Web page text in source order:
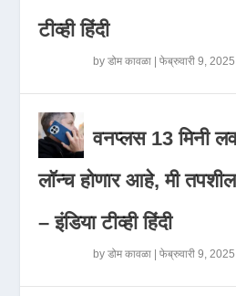
टीव्ही हिंदी
byडोम कावळा |फेब्रुवारी 9, 2025
वनप्लस 13 मिनी
लॉन्च होणार आहे, मी
– इंडिया टीव्ही हिंदी
byडोम कावळा |फेब्रुवारी 9, 2025